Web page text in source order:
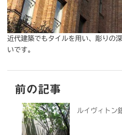
近代建築でもタイルを用い、彫りの
いです。
前の記事
ルイヴィトン